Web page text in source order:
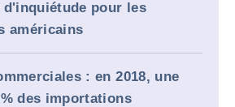
d'inquiétude pour les
américains
: en 2018, une
des importations